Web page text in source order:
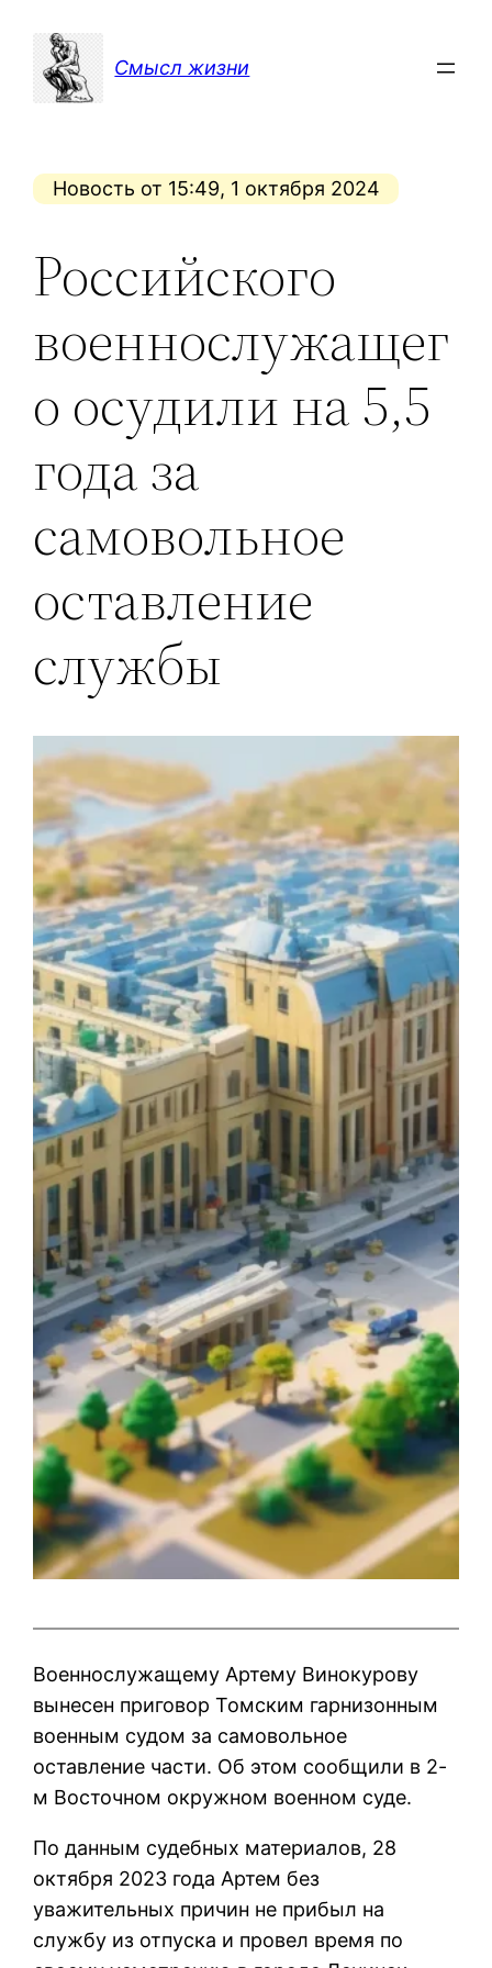
содержимому
Смысл жизни
Новость от 15:49, 1 октября 2024
Российского
военнослужащег
о осудили на 5,5
года за
самовольное
оставление
службы
Военнослужащему Артему Винокурову
вынесен приговор Томским гарнизонным
военным судом за самовольное
оставление части. Об этом сообщили в 2-
м Восточном окружном военном суде.
По данным судебных материалов, 28
октября 2023 года Артем без
уважительных причин не прибыл на
службу из отпуска и провел время по